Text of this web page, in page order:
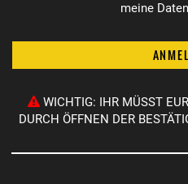
meine
WICHTIG: IHR MÜSST
DURCH ÖFFNEN DER